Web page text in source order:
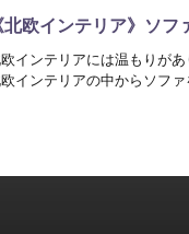
北欧インテリア》ソ
インテリアには温もりが
インテリアの中からソフ